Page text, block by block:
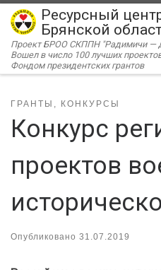
Перейти к содержимому
Ресурсный
Брянской
Проект БРОО СКППН "Радимичи —
Вошел в число 100 лучших
Фондом президентских грантов
ГРАНТЫ, КОНКУРСЫ
Конкурс
проектов
Опубликовано 31.07.2019